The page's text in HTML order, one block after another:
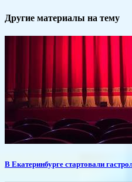
Другие материалы на тему
В Екатеринбурге стартовали